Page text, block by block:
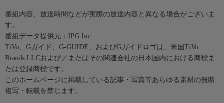
番組内容、放送時間などが実際の放送内容と異なる場合がございま
す。
番組データ提供元：IPG Inc.
TiVo、Gガイド、G-GUIDE、およびGガイドロゴは、米国TiVo
Brands LLCおよび／またはその関連会社の日本国内における商標ま
たは登録商標です。
このホームページに掲載している記事・写真等あらゆる素材の無断
複写・転載を禁じます。